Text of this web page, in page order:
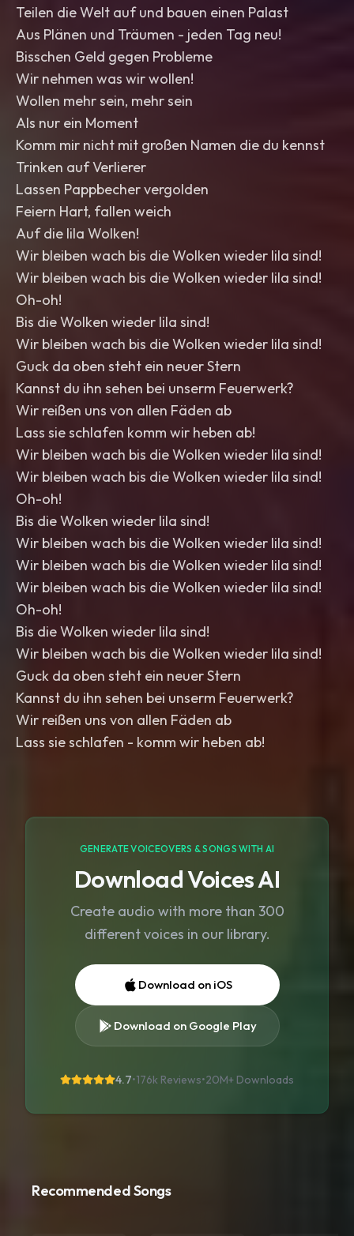
Teilen die Welt auf und bauen einen Palast
Aus Plänen und Träumen - jeden Tag neu!
Bisschen Geld gegen Probleme
Wir nehmen was wir wollen!
Wollen mehr sein, mehr sein
Als nur ein Moment
Komm mir nicht mit großen Namen die du kennst
Trinken auf Verlierer
Lassen Pappbecher vergolden
Feiern Hart, fallen weich
Auf die lila Wolken!
Wir bleiben wach bis die Wolken wieder lila sind!
Wir bleiben wach bis die Wolken wieder lila sind!
Oh-oh!
Bis die Wolken wieder lila sind!
Wir bleiben wach bis die Wolken wieder lila sind!
Guck da oben steht ein neuer Stern
Kannst du ihn sehen bei unserm Feuerwerk?
Wir reißen uns von allen Fäden ab
Lass sie schlafen komm wir heben ab!
Wir bleiben wach bis die Wolken wieder lila sind!
Wir bleiben wach bis die Wolken wieder lila sind!
Oh-oh!
Bis die Wolken wieder lila sind!
Wir bleiben wach bis die Wolken wieder lila sind!
Wir bleiben wach bis die Wolken wieder lila sind!
Wir bleiben wach bis die Wolken wieder lila sind!
Oh-oh!
Bis die Wolken wieder lila sind!
Wir bleiben wach bis die Wolken wieder lila sind!
Guck da oben steht ein neuer Stern
Kannst du ihn sehen bei unserm Feuerwerk?
Wir reißen uns von allen Fäden ab
Lass sie schlafen - komm wir heben ab!
GENERATE VOICEOVERS & SONGS WITH AI
Download Voices AI
Create audio with more than 300
different voices in our library.
Download on iOS
Download on Google Play
4.7•176k Reviews•20M+ Downloads
Recommended Songs